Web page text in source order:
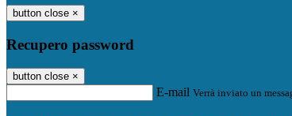
button close ×
Recupero password
button close ×
E-mail Verrà inviato un